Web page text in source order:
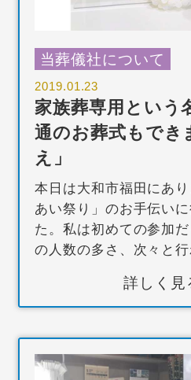
当葬儀社について
2019.01.23
家族葬専用という
通のお葬式もでき
え」
本日は大和市福田にあ
あい祭り」のお手伝い
た。私は初めての参加
の人数の多さ、次々と
詳しく見